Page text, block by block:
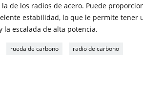
de los radios de acero. Puede
estabilidad, lo que le permite tener
escalada de alta potencia.
rueda de carbono radio de carbono